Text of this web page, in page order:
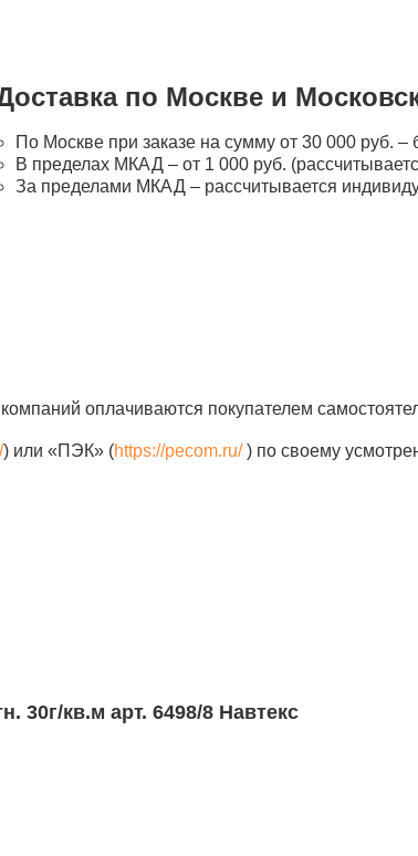
по Москве и
По Москве при заказе на сумму от 30 000 руб. –
В пределах МКАД – от 1 000 руб.
За пределами МКАД – рассчитывается
оплачиваются покупателем
) или «ПЭК» (https://pecom.ru/) по своему
30г/кв.м арт. 6498/8 Навтекс